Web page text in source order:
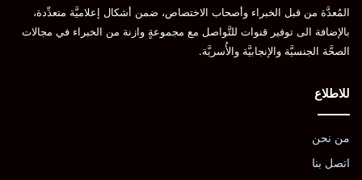
المُعدَّة من قبل الخبراء وأصحاب الاختصاص، ضمن أشكال إعلاميَّة متعدِّدة،
بالإضافة الى توفير قنوات للتَّواصل مع مجموعةٍ وازنة من الخبراء في مجالات
الصحَّة الجنسيَّة والإنجابيَّة والأُسريَّة.
للاطلاع
من نحن
اتصل بنا